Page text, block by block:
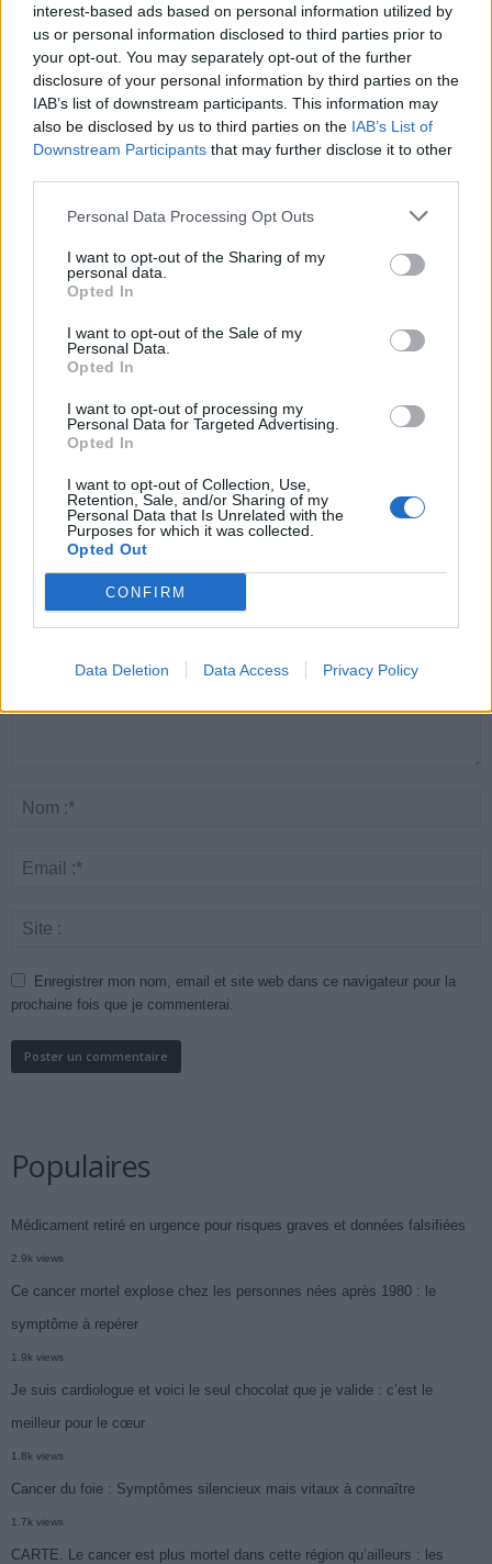
interest-based ads based on personal information utilized by
us or personal information disclosed to third parties prior to
your opt-out. You may separately opt-out of the further
disclosure of your personal information by third parties on the
IAB’s list of downstream participants. This information may
also be disclosed by us to third parties on the IAB’s List of
Downstream Participants that may further disclose it to other
Personal Data Processing Opt Outs
I want to opt-out of the Sharing of my
personal data.
Opted In
I want to opt-out of the Sale of my
Personal Data.
Opted In
I want to opt-out of processing my
Personal Data for Targeted Advertising.
Opted In
I want to opt-out of Collection, Use,
Retention, Sale, and/or Sharing of my
Personal Data that Is Unrelated with the
Purposes for which it was collected.
Opted Out
CONFIRM
Data Deletion Data Access Privacy Policy
face à 40°C
toujours à Paris
ARTICLES CONNEXES PLUS DE L'AUTEUR
Canicule : les conseils
essentiels des
cardiologues pour
Santé
Éclipse du 12 août :
attention à la pénurie de
Un chewing-gum
révolutionnaire pour
LAISSER UN COMMENTAIRE
Enregistrer mon nom, email et site web dans ce navigateur pour la
prochaine fois que je commenterai.
Populaires
Médicament retiré en urgence pour risques graves et données falsifiées
2.9k views
Ce cancer mortel explose chez les personnes nées après 1980 : le
symptôme à repérer
1.9k views
Je suis cardiologue et voici le seul chocolat que je valide : c’est le
meilleur pour le cœur
1.8k views
Cancer du foie : Symptômes silencieux mais vitaux à connaître
1.7k views
CARTE. Le cancer est plus mortel dans cette région qu’ailleurs : les